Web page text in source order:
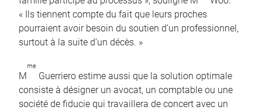
« Ils tiennent compte du fait que leurs proches
pourraient avoir besoin du soutien d’un professionnel,
surtout à la suite d’un décès. »
M
me
Guerriero estime aussi que la solution optimale
consiste à désigner un avocat, un comptable ou une
société de fiducie qui travaillera de concert avec un